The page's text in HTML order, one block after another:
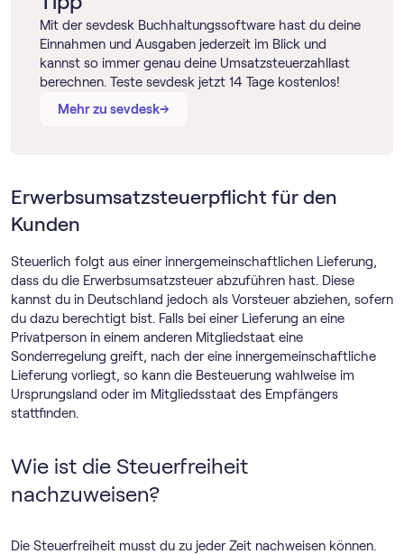
Mit der sevdesk Buch­haltungs­software hast du deine
Einnahmen und Ausgaben jederzeit im Blick und
kannst so immer genau deine Umsatzsteuerzahllast
berechnen. Teste sevdesk jetzt 14 Tage kostenlos!
Mehr zu sevdesk→
→
Erwerbsumsatzsteuerpflicht für den
Kunden
Steuerlich folgt aus einer innergemeinschaftlichen Lieferung,
dass du die Erwerbsumsatzsteuer abzuführen hast. Diese
kannst du in Deutschland jedoch als Vorsteuer abziehen, sofern
du dazu berechtigt bist. Falls bei einer Lieferung an eine
Privatperson in einem anderen Mitgliedstaat eine
Sonderregelung greift, nach der eine innergemeinschaftliche
Lieferung vorliegt, so kann die Besteuerung wahlweise im
Ursprungsland oder im Mitgliedsstaat des Empfängers
stattfinden.
Wie ist die Steuerfreiheit
nachzuweisen?
Die Steuerfreiheit musst du zu jeder Zeit nachweisen können.